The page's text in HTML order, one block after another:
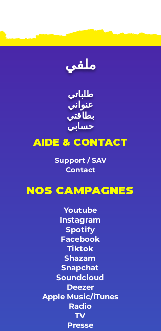
ملفي
طلباتي
عنواني
بطاقتي
حسابي
AIDE & CONTACT
Support / SAV
Contact
NOS CAMPAGNES
Youtube
Instagram
Spotify
Facebook
Tiktok
Shazam
Snapchat
Soundcloud
Deezer
Apple Music/iTunes
Radio
TV
Presse